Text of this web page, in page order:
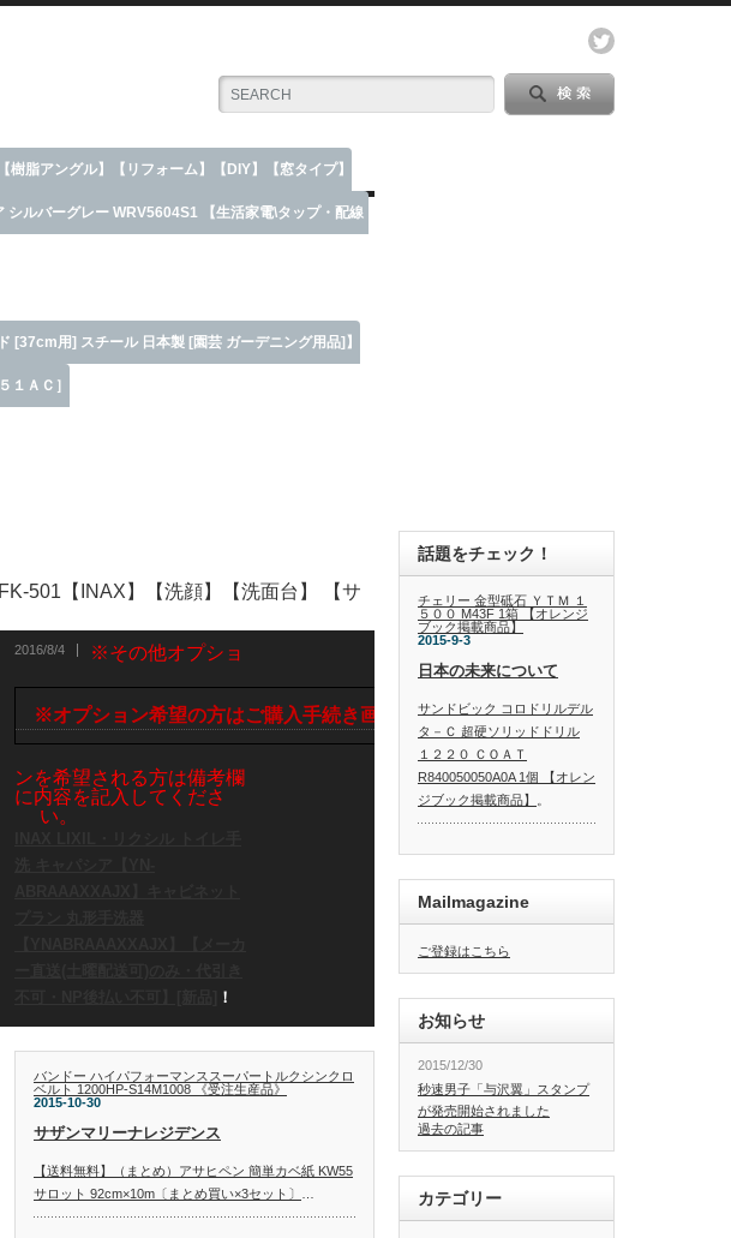
脂アングル】【リフォーム】【DIY】【窓タイプ】
ルバーグレー WRV5604S1 【生活家電\タップ・配線
[37cm用] スチール 日本製 [園芸 ガーデニング用品]】
１ＡＣ］
501【INAX】【洗顔】【洗面台】 【サ
2016/8/4
※オプション希望の方はご購入手続き画面の備考欄に品番と個数をご記入お願い
※その他オプショ
ンを希望される方は備考欄
に内容を記入してくださ
い。
！
バンドー ハイパフォーマンススーパートルクシンクロ
ベルト 1200HP-S14M1008 《受注生産品》
2015-10-30
サザンマリーナレジデンス
【送料無料】（まとめ）アサヒペン 簡単カベ紙 KW55
サロット 92cm×10m〔まとめ買い×3セット〕
話題をチェック！
チェリー 金型砥石 ＹＴＭ １
５００ M43F 1箱 【オレンジ
ブック掲載商品】
2015-9-3
日本の未来について
サンドビック コロドリルデル
タ－Ｃ 超硬ソリッドドリル
１２２０ ＣＯＡＴ
R840050050A0A 1個 【オレン
ジブック掲載商品】
Mailmagazine
ご登録はこちら
お知らせ
2015/12/30
秒速男子「与沢翼」スタンプ
が発売開始されました
過去の記事
カテゴリー